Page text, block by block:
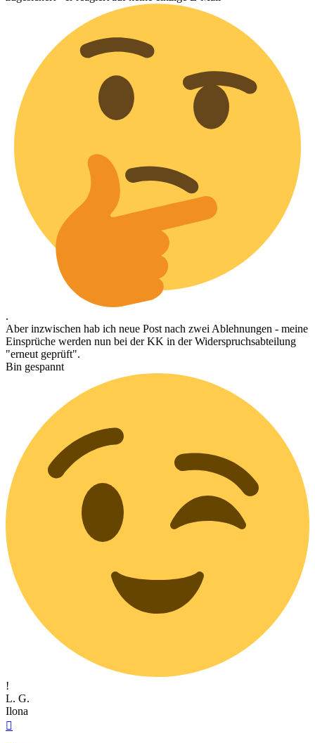
.
Aber inzwischen hab ich neue Post nach zwei Ablehnungen - meine
Einsprüche werden nun bei der KK in der Widerspruchsabteilung
"erneut geprüft".
Bin gespannt
!
L. G.
Ilona